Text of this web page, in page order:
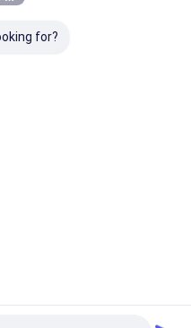
All Rights Reserved.
for?